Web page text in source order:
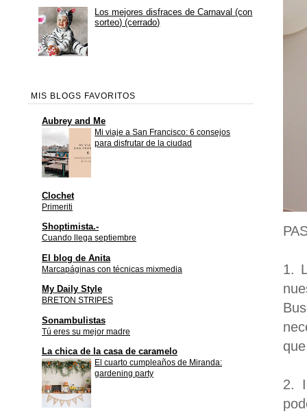
1.
2.
Los mejores disfraces de Carnaval (con
sorteo) (cerrado)
MIS BLOGS FAVORITOS
Aubrey and Me
Mi viaje a San Francisco: 6 consejos
para disfrutar de la ciudad
Clochet
Primeriti
Shoptimista.-
Cuando llega septiembre
El blog de Anita
Marcapáginas con técnicas mixmedia
My Daily Style
BRETON STRIPES
Sonambulistas
Tú eres su mejor madre
La chica de la casa de caramelo
El cuarto cumpleaños de Miranda:
gardening party